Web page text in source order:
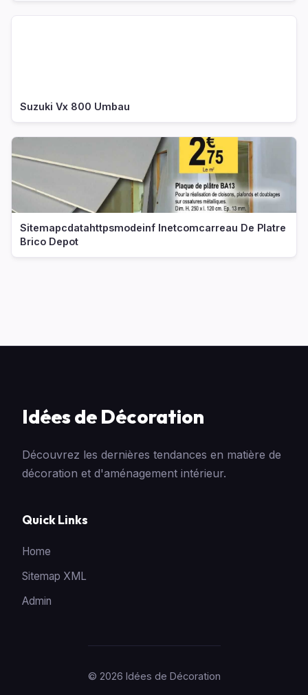
Suzuki Vx 800 Umbau
Sitemapcdatahttpsmodeinf Inetcomcarreau De Platre
Brico Depot
Idées de Décoration
Découvrez les dernières tendances en matière de
décoration et d'aménagement intérieur.
Quick Links
Home
Sitemap XML
Admin
© 2026 Idées de Décoration